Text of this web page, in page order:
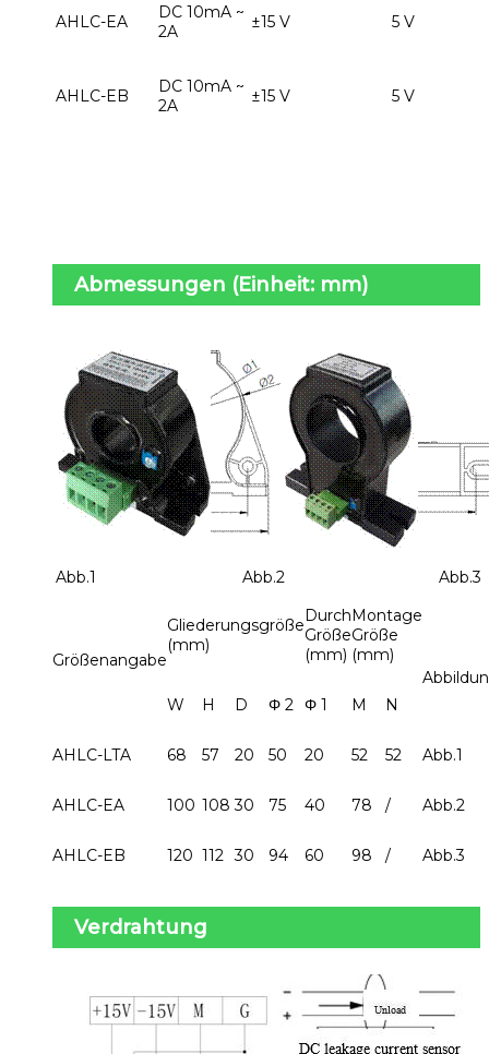
AHLC-EA
DC 10mA ~
2A
±15 V 5 V
AHLC-EB
DC 10mA ~
2A
±15 V 5 V
Abmessungen (Einheit: mm)
Abb.1 Abb.2 Abb.3
Größenangabe
Gliederungsgröße
(mm)
Durch
Größe
(mm)
Montage
Größe
(mm)
W
H D Φ 2 Φ 1 M N
AHLC-LTA 68 57 20 50 20 52 52 Abb.1
AHLC-EA 100 108 30 75 40 78 / Abb.2
AHLC-EB 120 112 30 94 60 98 / Abb.3
Verdrahtung